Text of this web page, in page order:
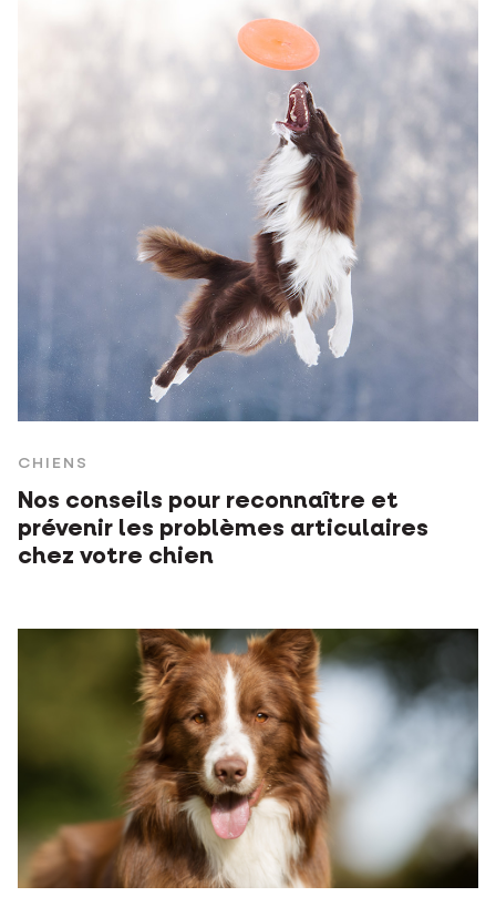
CHIENS
Nos conseils pour reconnaître et
prévenir les problèmes articulaires
chez votre chien